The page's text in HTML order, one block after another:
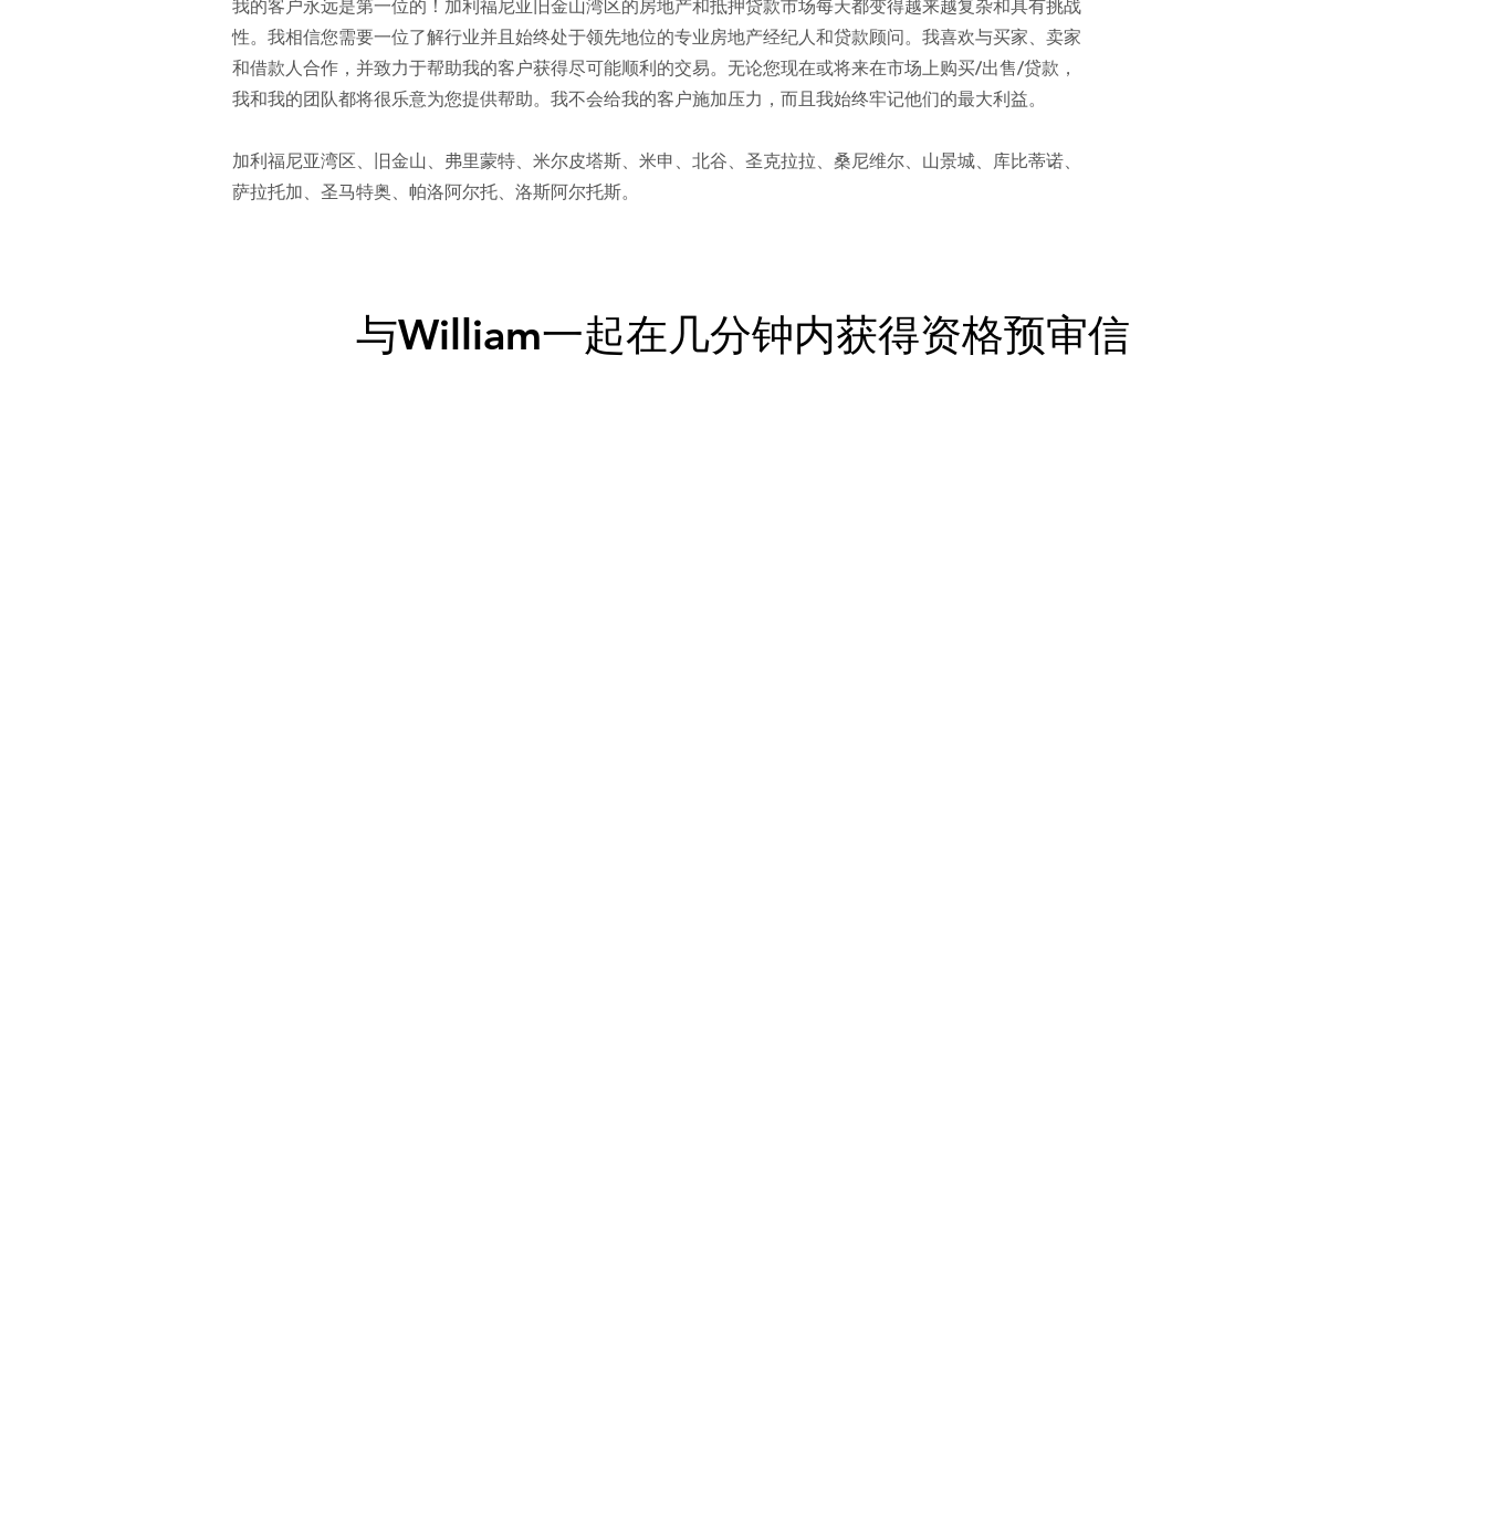
我的客户永远是第一位的！加利福尼亚旧金山湾区的房地产和抵押贷款市场每天都变得越来越复杂和具有挑战
性。我相信您需要一位了解行业并且始终处于领先地位的专业房地产经纪人和贷款顾问。我喜欢与买家、卖家
和借款人合作，并致力于帮助我的客户获得尽可能顺利的交易。无论您现在或将来在市场上购买/出售/贷款，
我和我的团队都将很乐意为您提供帮助。我不会给我的客户施加压力，而且我始终牢记他们的最大利益。
加利福尼亚湾区、旧金山、弗里蒙特、米尔皮塔斯、米申、北谷、圣克拉拉、桑尼维尔、山景城、库比蒂诺、
萨拉托加、圣马特奥、帕洛阿尔托、洛斯阿尔托斯。
与William一起在几分钟内获得资格预审信